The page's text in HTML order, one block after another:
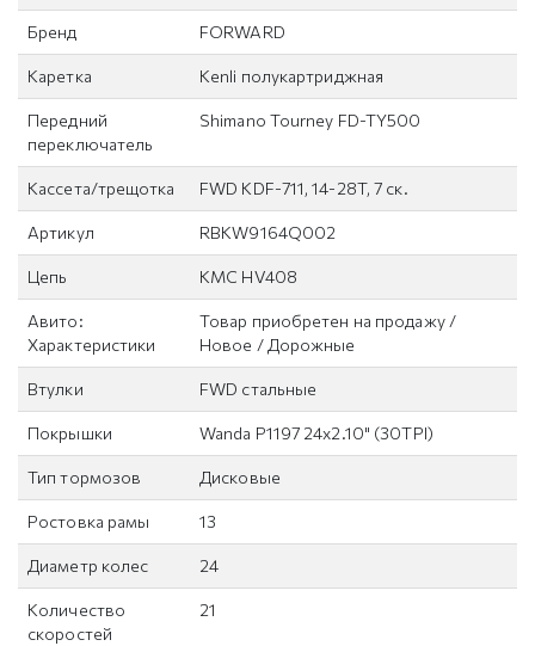
Бренд FORWARD
Каретка Kenli полукартриджная
Передний
переключатель
Shimano Tourney FD-TY500
Кассета/трещотка FWD KDF-711, 14-28T, 7 ск.
Артикул RBKW9164Q002
Цепь KMC HV408
Авито:
Характеристики
Товар приобретен на продажу /
Новое / Дорожные
Втулки FWD стальные
Покрышки Wanda P1197 24x2.10" (30TPI)
Тип тормозов Дисковые
Ростовка рамы 13
Диаметр колес 24
Количество
скоростей
21